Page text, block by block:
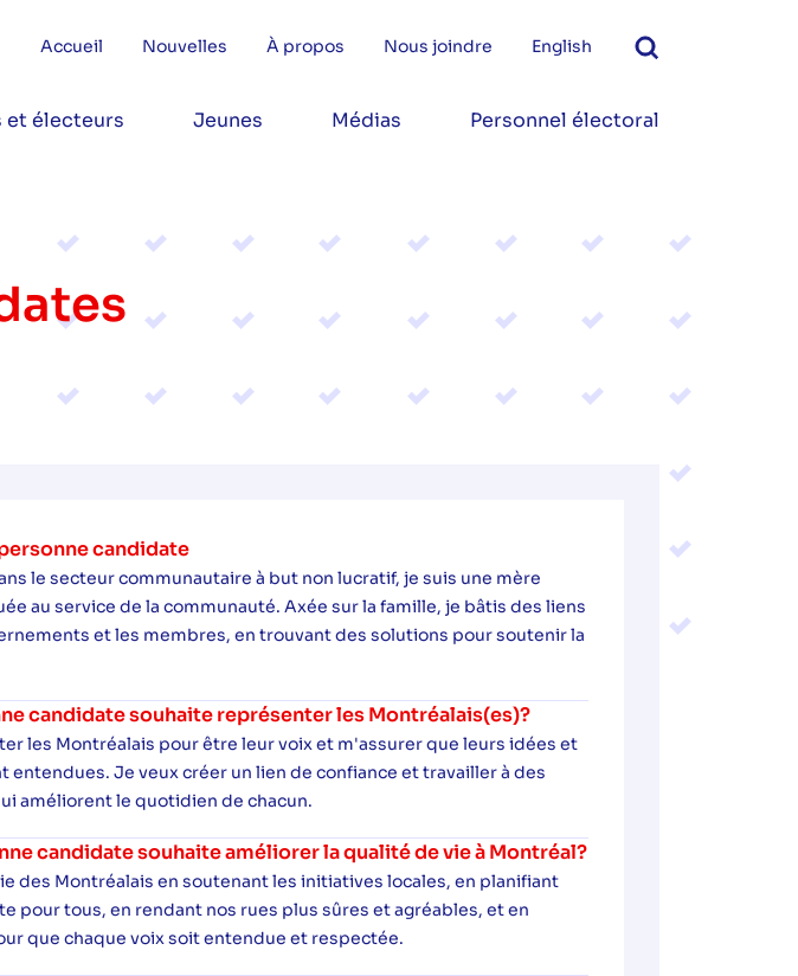
Accueil Nouvelles À propos Nous joindre English
et électeurs Jeunes Médias Personnel électoral
candidate
le secteur communautaire à but non lucratif, je suis une mère
au service de la communauté. Axée sur la famille, je bâtis des liens
et les membres, en trouvant des solutions pour soutenir la
candidate souhaite représenter les Montréalais(es)?
les Montréalais pour être leur voix et m'assurer que leurs idées et
entendues. Je veux créer un lien de confiance et travailler à des
améliorent le quotidien de chacun.
candidate souhaite améliorer la qualité de vie à Montréal?
des Montréalais en soutenant les initiatives locales, en planifiant
pour tous, en rendant nos rues plus sûres et agréables, et en
que chaque voix soit entendue et respectée.